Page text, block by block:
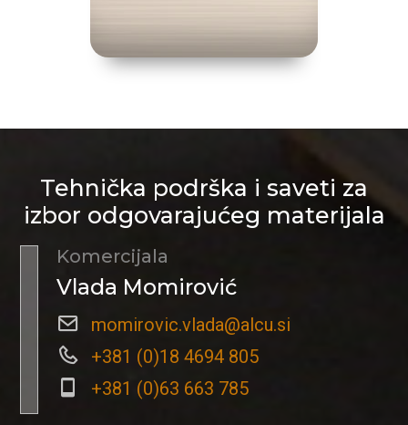
Tehnička podrška i saveti za
izbor odgovarajućeg materijala
Komercijala
Vlada Momirović
momirovic.vlada@alcu.si
+381 (0)18 4694 805
+381 (0)63 663 785